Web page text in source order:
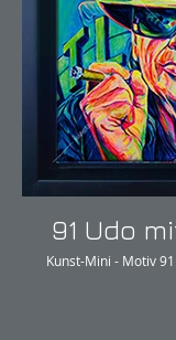
91 Udo
Kunst-Mini - Motiv